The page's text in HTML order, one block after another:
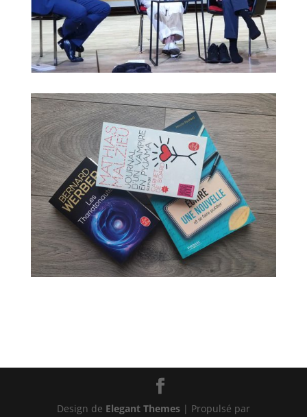
Design de Elegant Themes| Propulsé par